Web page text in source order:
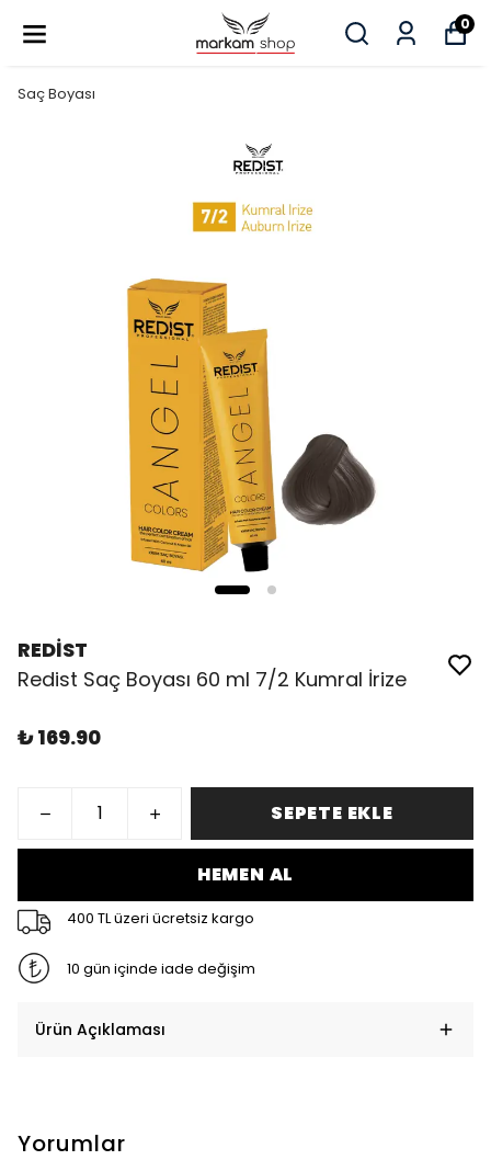
0
Saç Boyası
REDİST
Redist Saç Boyası 60 ml 7/2 Kumral İrize
₺ 169.90
SEPETE EKLE
HEMEN AL
400 TL üzeri ücretsiz kargo
10 gün içinde iade değişim
Ürün Açıklaması
Yorumlar